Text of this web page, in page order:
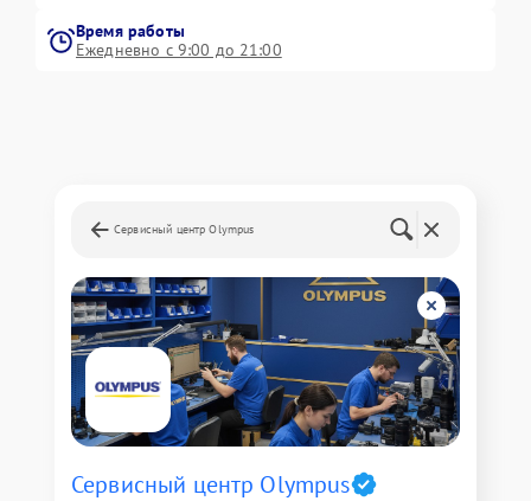
Время работы
Ежедневно с 9:00 до 21:00
Сервисный центр Olympus
Сервисный центр Olympus